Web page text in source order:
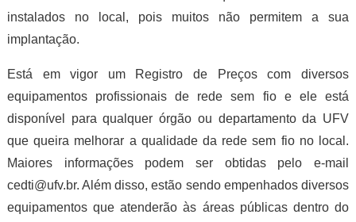
instalados no local, pois muitos não permitem a sua
implantação.
Está em vigor um Registro de Preços com diversos
equipamentos profissionais de rede sem fio e ele está
disponível para qualquer órgão ou departamento da UFV
que queira melhorar a qualidade da rede sem fio no local.
Maiores informações podem ser obtidas pelo e-mail
cedti@ufv.br. Além disso, estão sendo empenhados diversos
equipamentos que atenderão às áreas públicas dentro do